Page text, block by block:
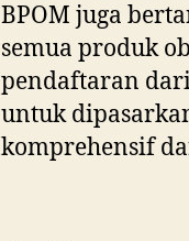
BPOM juga
semua produk
pendaftaran
untuk
komprehensif